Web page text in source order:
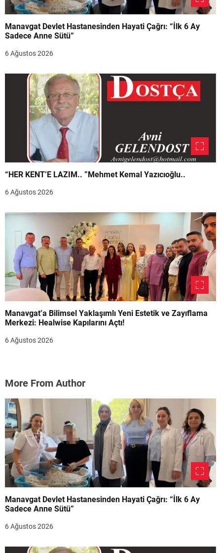
Manavgat Devlet Hastanesinden Hayati Çağrı: “İlk 6 Ay
Sadece Anne Sütü”
6 Ağustos 2026
“HER KENT’E LAZIM.. ”Mehmet Kemal Yazıcıoğlu..
6 Ağustos 2026
Manavgat’a Bilimsel Yaklaşımlı Yeni Estetik ve Zayıflama
Merkezi: Healwise Kapılarını Açtı!
6 Ağustos 2026
More From Author
Manavgat Devlet Hastanesinden Hayati Çağrı: “İlk 6 Ay
Sadece Anne Sütü”
6 Ağustos 2026